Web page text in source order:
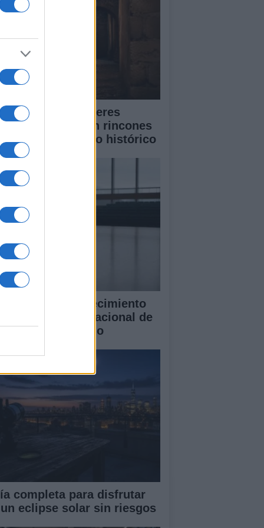
cómo Cáceres
la música en rincones
de su casco histórico
Galdo y el crecimiento
Concurso Internacional de
Cidade de Vigo
completa para disfrutar
eclipse solar sin riesgos